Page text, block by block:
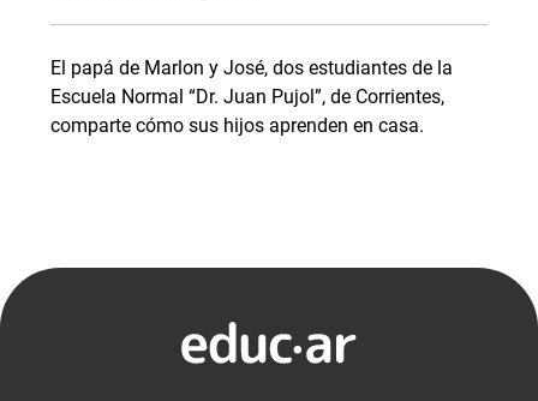
El papá de Marlon y José, dos estudiantes de la
Escuela Normal “Dr. Juan Pujol”, de Corrientes,
comparte cómo sus hijos aprenden en casa.